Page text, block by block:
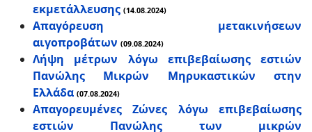
εκμετάλλευσης (14.08.2024)
Απαγόρευση μετακινήσεων
αιγοπροβάτων (09.08.2024)
Λήψη μέτρων λόγω επιβεβαίωσης εστιών
Πανώλης Μικρών Μηρυκαστικών στην
Ελλάδα (07.08.2024)
Απαγορευμένες Ζώνες λόγω επιβεβαίωσης
εστιών Πανώλης των μικρών